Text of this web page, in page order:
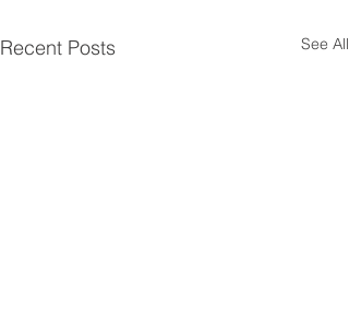
Recent Posts See All